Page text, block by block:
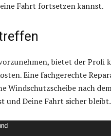
Fahrt fortsetzen kannst.
bietet der Profi
Eine fachgerechte
Windschutzscheibe nach
und Deine Fahrt sicher bleibt.